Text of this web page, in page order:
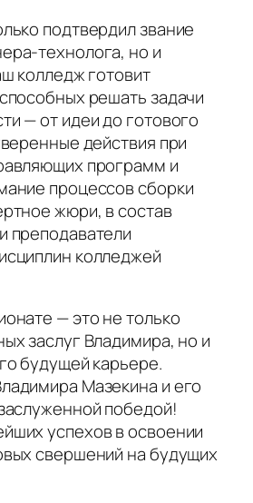
подтвердил звание
технолога, но и
колледж готовит
решать задачи
— от идеи до готового
действия при
программ и
процессов сборки
жюри, в состав
преподаватели
колледжей
— это не только
заслуг Владимира, но и
будущей карьере.
Мазекина и его
победой!
успехов в освоении
свершений на будущих